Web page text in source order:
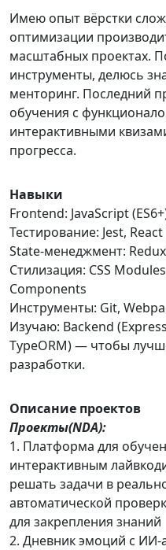
Имею опыт вёрстки
оптимизации
масштабных проектах.
инструменты, делюсь
менторинг. Последний
обучения с
интерактивными
прогресса.
Навыки
Frontend: JavaScript
Тестирование: Jest,
State-менеджмент:
Стилизация: CSS
Components
Инструменты: Git,
Изучаю: Backend
TypeORM) — чтобы
разработки.
Описание проектов
Проекты(NDA):
1. Платформа для
интерактивным
решать задачи в
автоматической
для закрепления знаний
2. Дневник эмоций с ИИ-